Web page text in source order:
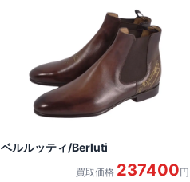
ベルルッティ/Berluti
買取価格 237400円